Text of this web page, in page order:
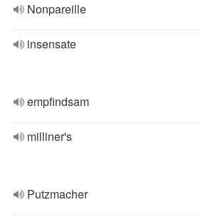
Nonpareille
insensate
empfindsam
milliner's
Putzmacher